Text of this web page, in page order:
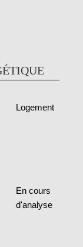
Logement
En cours
d'analyse